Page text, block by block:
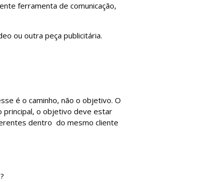
ferramenta de comunicação,
ou outra peça publicitária.
é o caminho, não o objetivo. O
principal, o objetivo deve estar
dentro do mesmo cliente